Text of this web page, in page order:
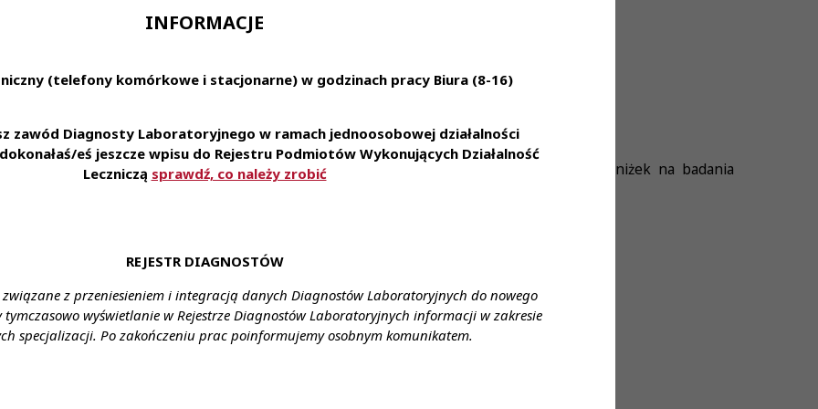
INFORMACJE
(telefony komórkowe i stacjonarne) w godzinach pracy Biura (8-16)
zawód Diagnosty Laboratoryjnego w ramach jednoosobowej działalności
eś jeszcze wpisu do Rejestru Podmiotów Wykonujących Działalność
Leczniczą sprawdź, co należy zrobić
REJESTR DIAGNOSTÓW
z przeniesieniem i integracją danych Diagnostów Laboratoryjnych do nowego
tymczasowo wyświetlanie w Rejestrze Diagnostów Laboratoryjnych informacji w zakresie
specjalizacji. Po zakończeniu prac poinformujemy osobnym komunikatem.
oparciu o umowę o pracę w wymiarze pełnego etatu (możliwe zatrudnienie na kontrakt)
w godzinach 07:00-19:00 oraz 19:00-07:00
z najnowszą technologią
otworzenia i dofinansowania specjalizacji
socjalnego m.in: karty multisport, opieki medycznej, grupowego ubezpieczenia, zniżek na badania
wyższe